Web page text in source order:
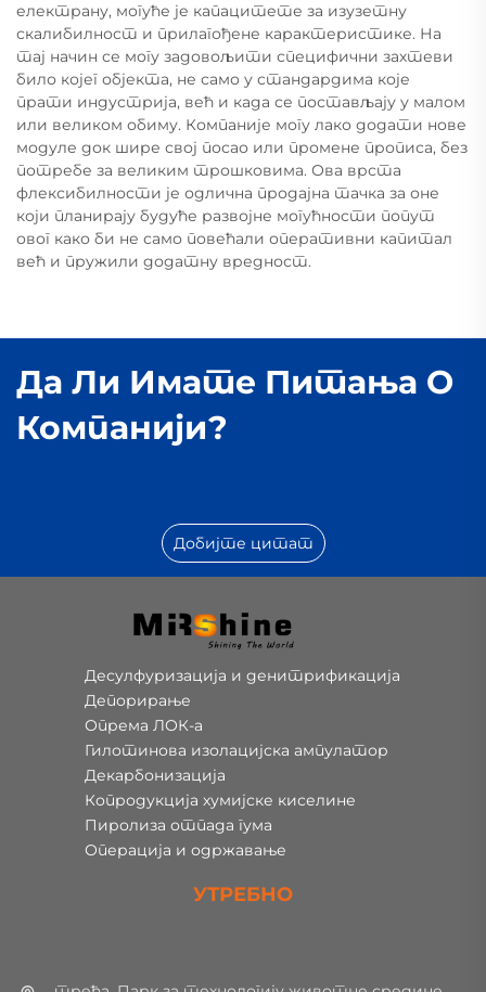
електрану, могуће је капацитете за изузетну
скалибилност и прилагођене карактеристике. На
тај начин се могу задовољити специфични захтеви
било којег објекта, не само у стандардима које
прати индустрија, већ и када се постављају у малом
или великом обиму. Компаније могу лако додати нове
модуле док шире свој посао или промене прописа, без
потребе за великим трошковима. Ова врста
флексибилности је одлична продајна тачка за оне
који планирају будуће развојне могућности попут
овог како би не само повећали оперативни капитал
већ и пружили додатну вредност.
Да Ли Имате Питања О
Компанији?
Добијте цитат
Десулфуризација и денитрификација
Депорирање
Опрема ЛОК-а
Гилотинова изолацијска ампулатор
Декарбонизација
Копродукција хумијске киселине
Пиролиза отпада гума
Операција и одржавање
УТРЕБНО